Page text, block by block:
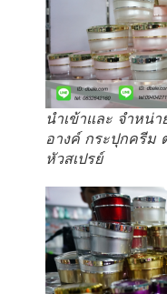
นำเข้าและ จำหน่
อางค์ กระปุกครีม
หัวสเปรย์